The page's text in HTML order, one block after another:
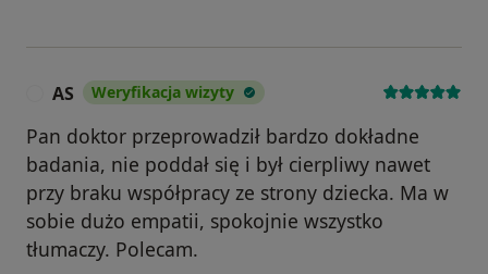
AS Weryfikacja wizyty
Pan doktor przeprowadził bardzo dokładne
badania, nie poddał się i był cierpliwy nawet
przy braku współpracy ze strony dziecka. Ma w
sobie dużo empatii, spokojnie wszystko
tłumaczy. Polecam.